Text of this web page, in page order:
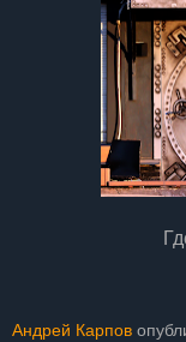
Андрей Карпов